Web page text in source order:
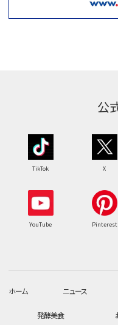
公
TikTok X
YouTube Pinterest
ホーム ニュース
発酵美食